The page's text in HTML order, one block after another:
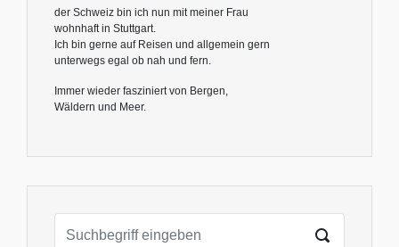
der Schweiz bin ich nun mit meiner Frau
wohnhaft in Stuttgart.
Ich bin gerne auf Reisen und allgemein gern
unterwegs egal ob nah und fern.
Immer wieder fasziniert von Bergen,
Wäldern und Meer.